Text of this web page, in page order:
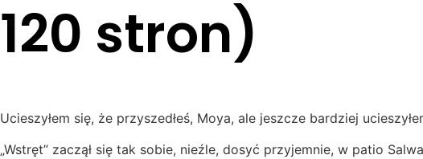
120 stron)
Ucieszyłem się, że przyszedłeś, Moya, ale jeszcze bardziej
„Wstręt” zaczął się tak sobie, nieźle, dosyć przyjemnie, w patio